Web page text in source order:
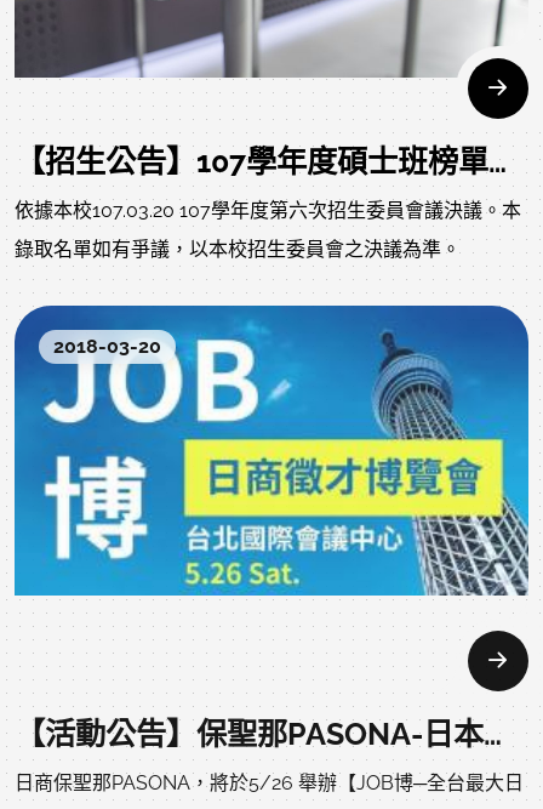
【招生公告】107學年度碩士班榜單開放查詢、備取生就讀意願登記及正、備取生報到注意事項
依據本校107.03.20 107學年度第六次招生委員會議決議。本
錄取名單如有爭議，以本校招生委員會之決議為準。
2018-03-20
【活動公告】保聖那PASONA-日本企業來台徵才！
日商保聖那PASONA，將於5/26 舉辦【JOB博─全台最大日